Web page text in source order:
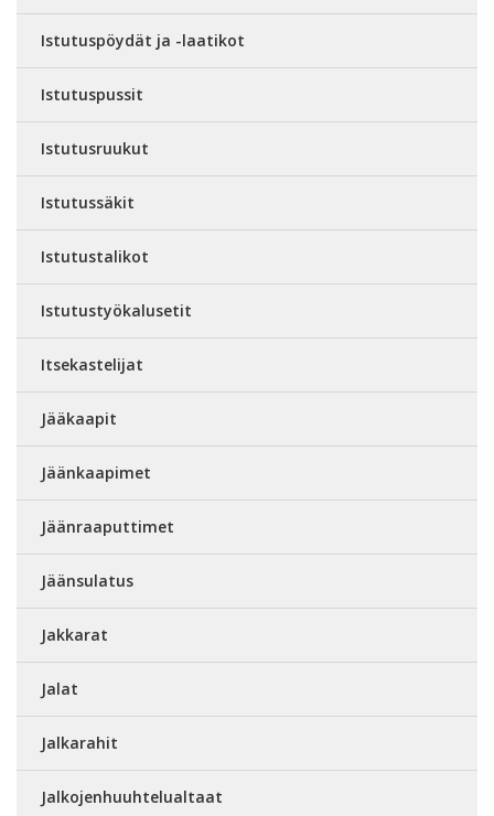
Istutuspöydät ja -laatikot
Istutuspussit
Istutusruukut
Istutussäkit
Istutustalikot
Istutustyökalusetit
Itsekastelijat
Jääkaapit
Jäänkaapimet
Jäänraaputtimet
Jäänsulatus
Jakkarat
Jalat
Jalkarahit
Jalkojenhuuhtelualtaat